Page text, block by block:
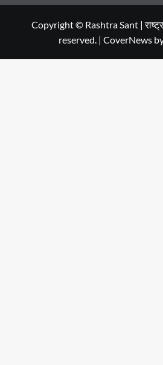
in
Copyright © Rashtra Sant |
reserved. | CoverNews